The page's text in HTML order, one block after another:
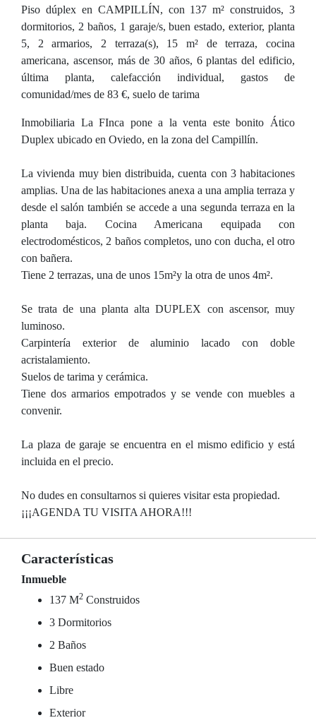
Piso dúplex en CAMPILLÍN, con 137 m² construidos, 3
dormitorios, 2 baños, 1 garaje/s, buen estado, exterior, planta
5, 2 armarios, 2 terraza(s), 15 m² de terraza, cocina
americana, ascensor, más de 30 años, 6 plantas del edificio,
última planta, calefacción individual, gastos de
comunidad/mes de 83 €, suelo de tarima
Inmobiliaria La FInca pone a la venta este bonito Ático
Duplex ubicado en Oviedo, en la zona del Campillín.
La vivienda muy bien distribuida, cuenta con 3 habitaciones
amplias. Una de las habitaciones anexa a una amplia terraza y
desde el salón también se accede a una segunda terraza en la
planta baja. Cocina Americana equipada con
electrodomésticos, 2 baños completos, uno con ducha, el otro
con bañera.
Tiene 2 terrazas, una de unos 15m²y la otra de unos 4m².
Se trata de una planta alta DUPLEX con ascensor, muy
luminoso.
Carpintería exterior de aluminio lacado con doble
acristalamiento.
Suelos de tarima y cerámica.
Tiene dos armarios empotrados y se vende con muebles a
convenir.
La plaza de garaje se encuentra en el mismo edificio y está
incluida en el precio.
No dudes en consultarnos si quieres visitar esta propiedad.
¡¡¡AGENDA TU VISITA AHORA!!!
Características
Inmueble
137 M2 Construidos
3 Dormitorios
2 Baños
Buen estado
Libre
Exterior